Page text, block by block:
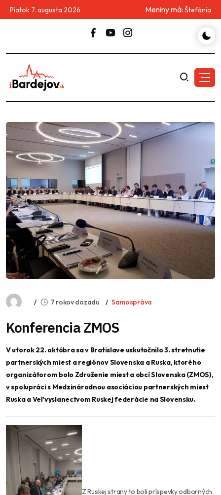
Piatok 7. augusta 2026 Meniny má: Štefánia
7 rokov dozadu Samospráva
Konferencia ZMOS
V utorok 22. októbra sa v Bratislave uskutočnilo 3. stretnutie
partnerských miest a regiónov Slovenska a Ruska, ktorého
organizátorom bolo Združenie miest a obcí Slovenska (ZMOS),
v spolupráci s Medzinárodnou asociáciou partnerských miest
Ruska a Veľvyslanectvom Ruskej federácie na Slovensku.
Z Ruskej strany to boli príspevky odborných